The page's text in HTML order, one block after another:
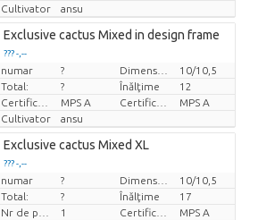
Cultivator
ansu
Exclusive cactus Mixed in design frame
??? -,--
Pret per bucata
numar ?
10/10,5
Total:
? Înălţime
12
Certificare MPS.
MPS A
MPS A
Cultivator
ansu
Exclusive cactus Mixed XL
??? -,--
Pret per bucata
numar ?
10/10,5
Total:
? Înălţime
17
1
MPS A